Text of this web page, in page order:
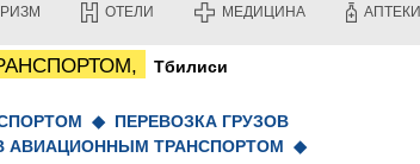
ЧОХАТАУРИ
ОТЕЛИ МЕДИЦИНА АПТЕКИ
Тбилиси
◆ ПЕРЕВОЗКА ГРУЗОВ
АВИАЦИОННЫМ ТРАНСПОРТОМ ◆